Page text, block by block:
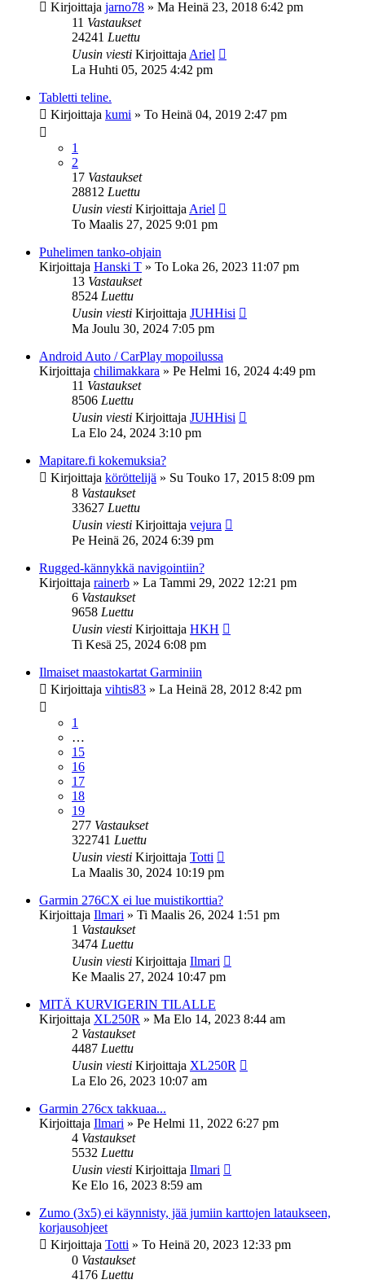
Kirjoittaja jarno78 » Ma Heinä 23, 2018 6:42 pm
11 Vastaukset
24241 Luettu
Uusin viesti Kirjoittaja Ariel
La Huhti 05, 2025 4:42 pm
Tabletti teline.
Kirjoittaja kumi » To Heinä 04, 2019 2:47 pm
1
2
17 Vastaukset
28812 Luettu
Uusin viesti Kirjoittaja Ariel
To Maalis 27, 2025 9:01 pm
Puhelimen tanko-ohjain
Kirjoittaja Hanski T » To Loka 26, 2023 11:07 pm
13 Vastaukset
8524 Luettu
Uusin viesti Kirjoittaja JUHHisi
Ma Joulu 30, 2024 7:05 pm
Android Auto / CarPlay mopoilussa
Kirjoittaja chilimakkara » Pe Helmi 16, 2024 4:49 pm
11 Vastaukset
8506 Luettu
Uusin viesti Kirjoittaja JUHHisi
La Elo 24, 2024 3:10 pm
Mapitare.fi kokemuksia?
Kirjoittaja köröttelijä » Su Touko 17, 2015 8:09 pm
8 Vastaukset
33627 Luettu
Uusin viesti Kirjoittaja vejura
Pe Heinä 26, 2024 6:39 pm
Rugged-kännykkä navigointiin?
Kirjoittaja rainerb » La Tammi 29, 2022 12:21 pm
6 Vastaukset
9658 Luettu
Uusin viesti Kirjoittaja HKH
Ti Kesä 25, 2024 6:08 pm
Ilmaiset maastokartat Garminiin
Kirjoittaja vihtis83 » La Heinä 28, 2012 8:42 pm
1
…
15
16
17
18
19
277 Vastaukset
322741 Luettu
Uusin viesti Kirjoittaja Totti
La Maalis 30, 2024 10:19 pm
Garmin 276CX ei lue muistikorttia?
Kirjoittaja Ilmari » Ti Maalis 26, 2024 1:51 pm
1 Vastaukset
3474 Luettu
Uusin viesti Kirjoittaja Ilmari
Ke Maalis 27, 2024 10:47 pm
MITÄ KURVIGERIN TILALLE
Kirjoittaja XL250R » Ma Elo 14, 2023 8:44 am
2 Vastaukset
4487 Luettu
Uusin viesti Kirjoittaja XL250R
La Elo 26, 2023 10:07 am
Garmin 276cx takkuaa...
Kirjoittaja Ilmari » Pe Helmi 11, 2022 6:27 pm
4 Vastaukset
5532 Luettu
Uusin viesti Kirjoittaja Ilmari
Ke Elo 16, 2023 8:59 am
Zumo (3x5) ei käynnisty, jää jumiin karttojen lataukseen,
korjausohjeet
Kirjoittaja Totti » To Heinä 20, 2023 12:33 pm
0 Vastaukset
4176 Luettu